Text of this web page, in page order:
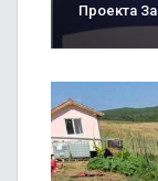
Проекта